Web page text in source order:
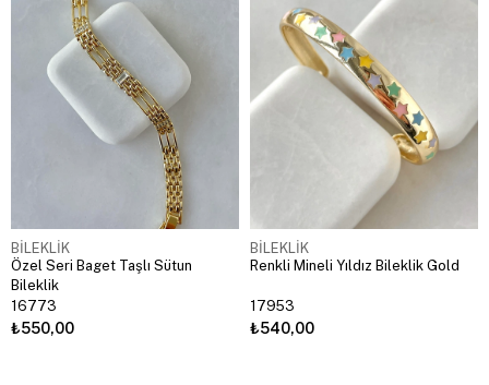
BİLEKLİK
Özel Seri Baget Taşlı Sütun
Bileklik
16773
₺550,00
BİLEKLİK
Renkli Mineli Yıldız Bileklik Gold
17953
₺540,00